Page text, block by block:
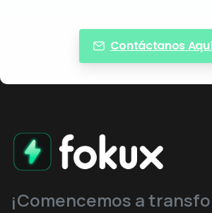
Contáctanos
¡Comencemos a